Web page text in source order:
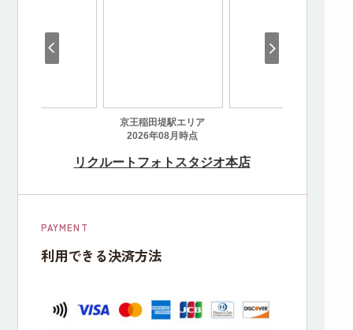
PAYMENT
利用できる決済方法